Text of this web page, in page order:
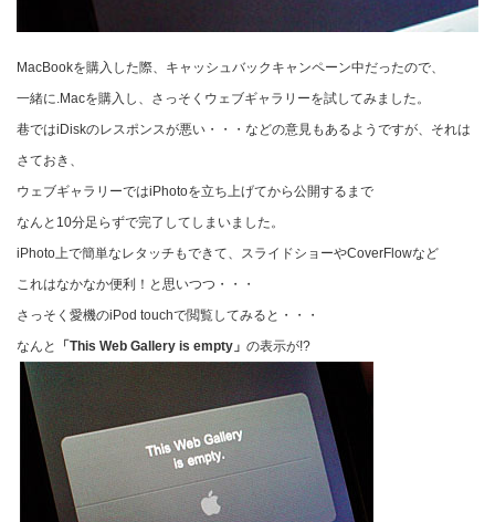
MacBookを購入した際、キャッシュバックキャンペーン中だったので、
一緒に.Macを購入し、さっそくウェブギャラリーを試してみました。
巷ではiDiskのレスポンスが悪い・・・などの意見もあるようですが、それは
さておき、
ウェブギャラリーではiPhotoを立ち上げてから公開するまで
なんと10分足らずで完了してしまいました。
iPhoto上で簡単なレタッチもできて、スライドショーやCoverFlowなど
これはなかなか便利！と思いつつ・・・
さっそく愛機のiPod touchで閲覧してみると・・・
なんと
「This Web Gallery is empty」 の表示が!?